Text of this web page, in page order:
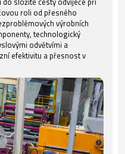
roli od přesného
výrobních
technologický
odvětvími a
efektivitu a přesnost v